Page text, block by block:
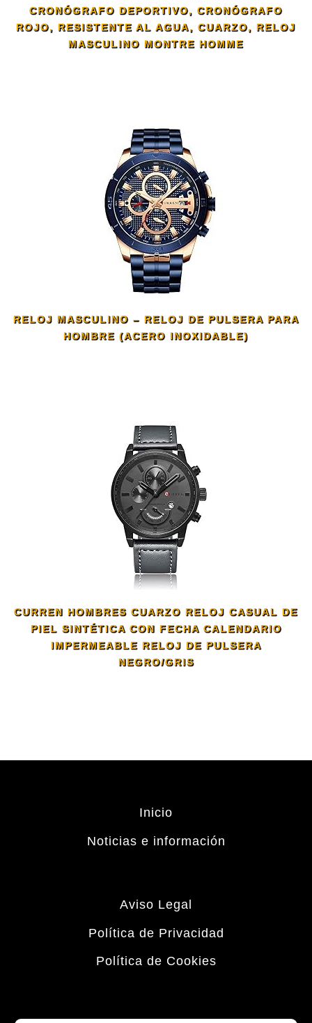
CRONÓGRAFO DEPORTIVO, CRONÓGRAFO
ROJO, RESISTENTE AL AGUA, CUARZO, RELOJ
MASCULINO MONTRE HOMME
RELOJ MASCULINO – RELOJ DE PULSERA PARA
HOMBRE (ACERO INOXIDABLE)
CURREN HOMBRES CUARZO RELOJ CASUAL DE
PIEL SINTÉTICA CON FECHA CALENDARIO
IMPERMEABLE RELOJ DE PULSERA
NEGRO/GRIS
Inicio
Noticias e información
Aviso Legal
Política de Privacidad
Política de Cookies